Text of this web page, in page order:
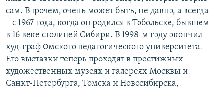
сам. Впрочем, очень может быть, не давно, а всегда
– с 1967 года, когда он родился в Тобольске, бывшем
в 16 веке столицей Сибири. В 1998-м году окончил
худ-граф Омского педагогического университета.
Его выставки теперь проходят в престижных
художественных музеях и галереях Москвы и
Санкт-Петербурга, Томска и Новосибирска,